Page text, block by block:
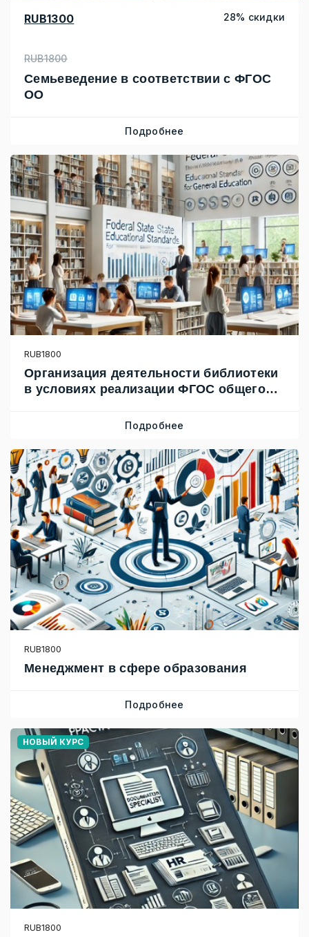
RUB1300
RUB1800
28% скидки
Семьеведение в соответствии с ФГОС
ОО
Подробнее
RUB1800
Организация деятельности библиотеки
в условиях реализации ФГОС общего
Подробнее
RUB1800
Менеджмент в сфере образования
Подробнее
НОВЫЙ КУРС
RUB1800